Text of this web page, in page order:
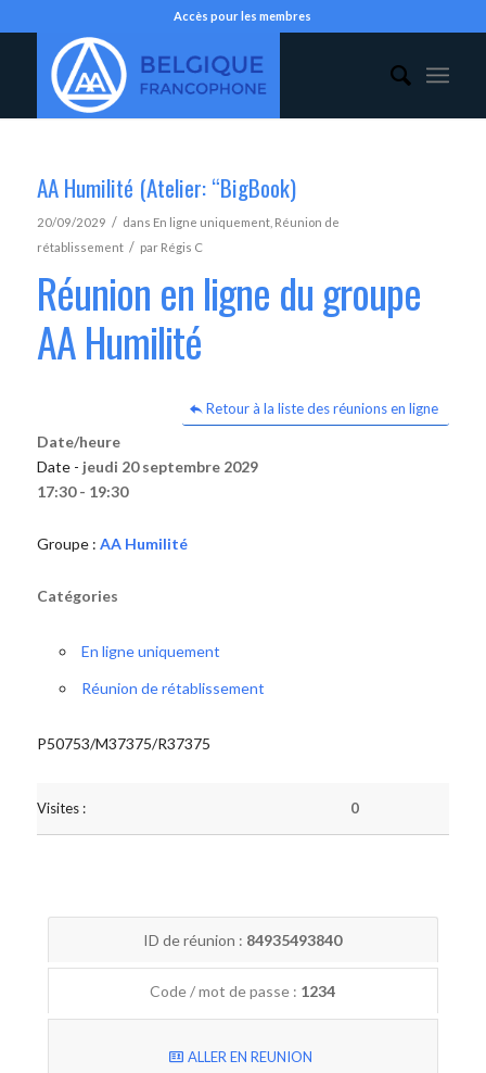
Accès pour les membres
AA Humilité (Atelier: “BigBook)
20/09/2029 / dans En ligne uniquement, Réunion de
rétablissement / par Régis C
Réunion en ligne du groupe
AA Humilité
Retour à la liste des réunions en ligne
Date/heure
Date - jeudi 20 septembre 2029
17:30 - 19:30
Groupe : AA Humilité
Catégories
En ligne uniquement
Réunion de rétablissement
P50753/M37375/R37375
Visites : 0
ID de réunion : 84935493840
Code / mot de passe : 1234
ALLER EN REUNION